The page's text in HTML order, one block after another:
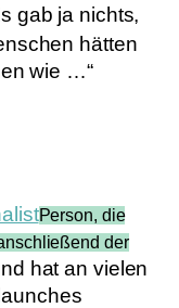
gab ja nichts,
hätten
wie …“
Person, die
der
hat an vielen